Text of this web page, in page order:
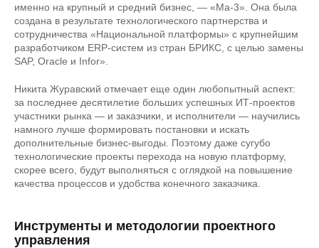
именно на крупный и средний бизнес, — «Ma-3». Она была
создана в результате технологического партнерства и
сотрудничества «Национальной платформы» с крупнейшим
разработчиком ERP-систем из стран БРИКС, с целью замены
SAP, Oracle и Infor».
Никита Журавский отмечает еще один любопытный аспект:
за последнее десятилетие больших успешных ИТ-проектов
участники рынка — и заказчики, и исполнители — научились
намного лучше формировать постановки и искать
дополнительные бизнес-выгоды. Поэтому даже сугубо
технологические проекты перехода на новую платформу,
скорее всего, будут выполняться с оглядкой на повышение
качества процессов и удобства конечного заказчика.
Инструменты и методологии проектного
управления